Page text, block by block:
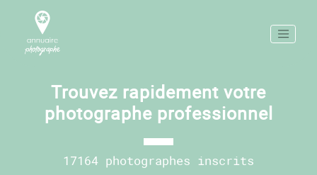
Trouvez rapidement votre
photographe professionnel
17164 photographes inscrits